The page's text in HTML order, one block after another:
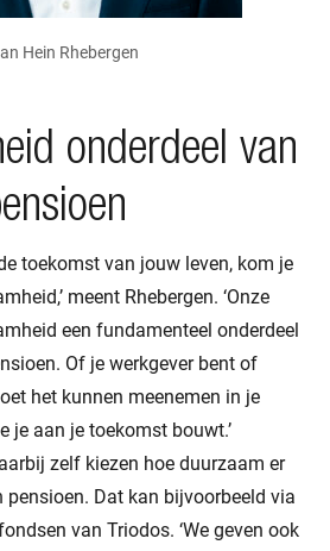
Hein Rhebergen
onderdeel van
toekomst van jouw leven, kom je
meent Rhebergen. ‘Onze
een fundamenteel onderdeel
Of je werkgever bent of
het kunnen meenemen in je
je aan je toekomst bouwt.’
zelf kiezen hoe duurzaam er
pensioen. Dat kan bijvoorbeeld via
van Triodos. ‘We geven ook